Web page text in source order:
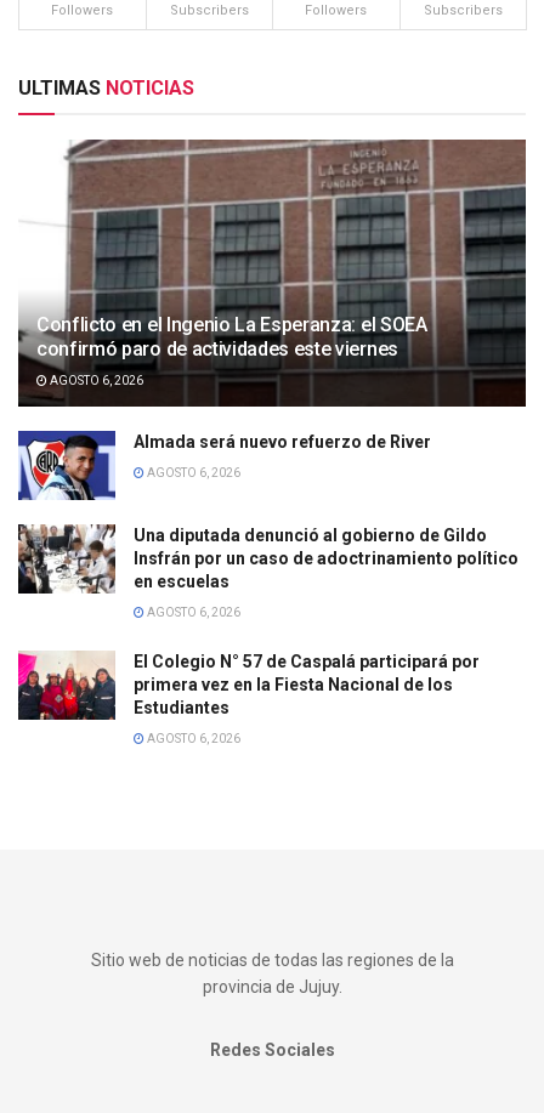
Followers Subscribers Followers Subscribers
ULTIMAS NOTICIAS
Conflicto en el Ingenio La Esperanza: el SOEA
confirmó paro de actividades este viernes
AGOSTO 6, 2026
Almada será nuevo refuerzo de River
AGOSTO 6, 2026
Una diputada denunció al gobierno de Gildo
Insfrán por un caso de adoctrinamiento político
en escuelas
AGOSTO 6, 2026
El Colegio N° 57 de Caspalá participará por
primera vez en la Fiesta Nacional de los
Estudiantes
AGOSTO 6, 2026
Sitio web de noticias de todas las regiones de la
provincia de Jujuy.
Redes Sociales